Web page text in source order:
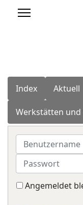
Index Aktuell
Werkstätten und
Benutzername
Passwort
Angemeldet